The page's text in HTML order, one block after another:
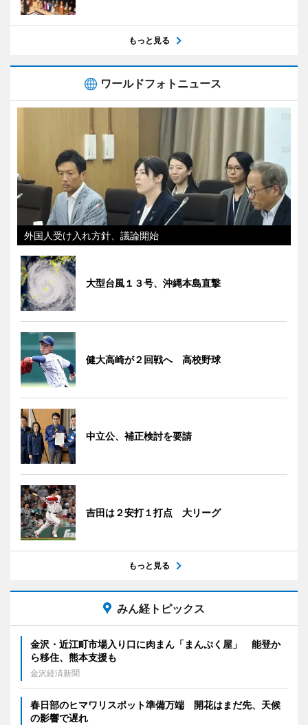
もっと見る
ワールドフォトニュース
外国人受け入れ方針、議論開始
大型台風１３号、沖縄本島直撃
健大高崎が２回戦へ 高校野球
中立公、補正検討を要請
吉田は２安打１打点 大リーグ
もっと見る
みん経トピックス
金沢・近江町市場入り口に肉まん「まんぷく屋」 能登か
ら移住、熊本支援も
金沢経済新聞
春日部のヒマワリスポット準備万端 開花はまだ先、天候
の影響で遅れ